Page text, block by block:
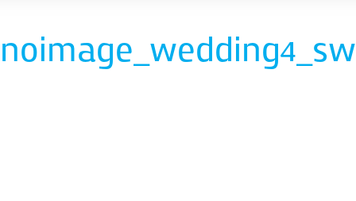
noimage_wedding4_sw